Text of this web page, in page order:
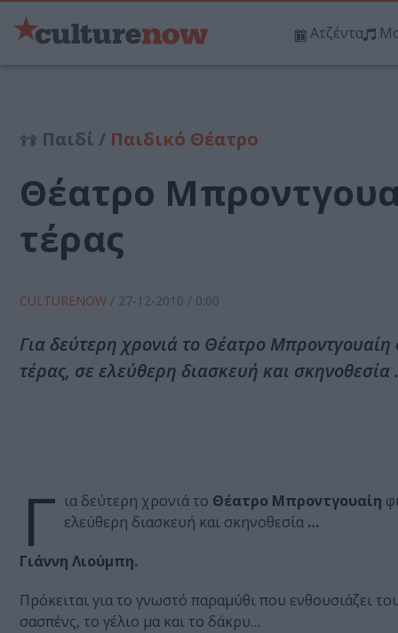
Ατζέντα
Παιδί / Παιδικό Θέατρο
Θέατρο
τέρας
CULTURENOW / 27-12-2010 / 0:00
Για δεύτερη χρονιά το Θέατρο
τέρας, σε ελεύθερη διασκευή και σκηνοθεσία
Γ ια δεύτερη χρονιά το Θέατρο Μπροντγουαίη
ελεύθερη διασκευή και σκηνοθεσία …
Γιάννη Λιούμπη.
Πρόκειται για το γνωστό παραμύθι που ενθουσιάζει
σασπένς, το γέλιο μα και το δάκρυ…